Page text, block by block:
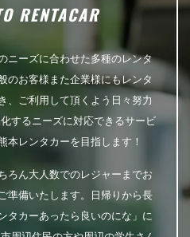
RENTACAR
ニーズに合わせた多種のレンタ
のお客様また企業様にもレンタ
、ご利用して頂くよう日々努力
するニーズに対応できるサービ
本レンタカーを目指します！
ろん大人数でのレジャーまでお
準備いたします。日帰りから長
タカーあったら良いのにな」に